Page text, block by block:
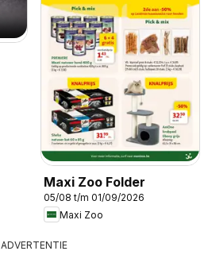
Maxi Zoo Folder
05/08 t/m 01/09/2026
Maxi Zoo
ADVERTENTIE